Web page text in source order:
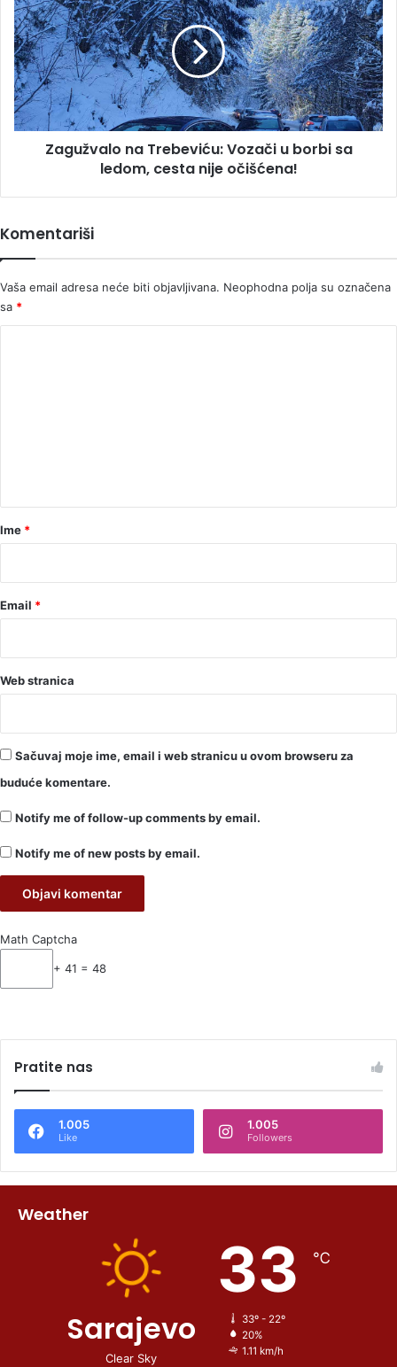
Trebeviću:
Vozači
u
borbi
sa
ledom,
cesta
Zagužvalo na Trebeviću: Vozači u borbi sa
ledom, cesta nije očišćena!
Komentariši
Vaša email adresa neće biti objavljivana. Neophodna polja su označena
sa *
r
Ime *
Email *
Web stranica
Sačuvaj moje ime, email i web stranicu u ovom browseru za
buduće komentare.
Notify me of follow-up comments by email.
Notify me of new posts by email.
Math Captcha
+ 41 = 48
Pratite nas
1.005
Like
1.005
Followers
Weather
Sarajevo
Clear Sky
33 ℃
33º - 22º
20%
1.11 km/h